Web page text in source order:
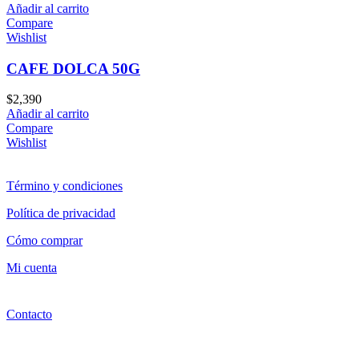
Añadir al carrito
Compare
Wishlist
CAFE DOLCA 50G
$2,390
Añadir al carrito
Compare
Wishlist
Término y condiciones
Política de privacidad
Cómo comprar
Mi cuenta
Contacto